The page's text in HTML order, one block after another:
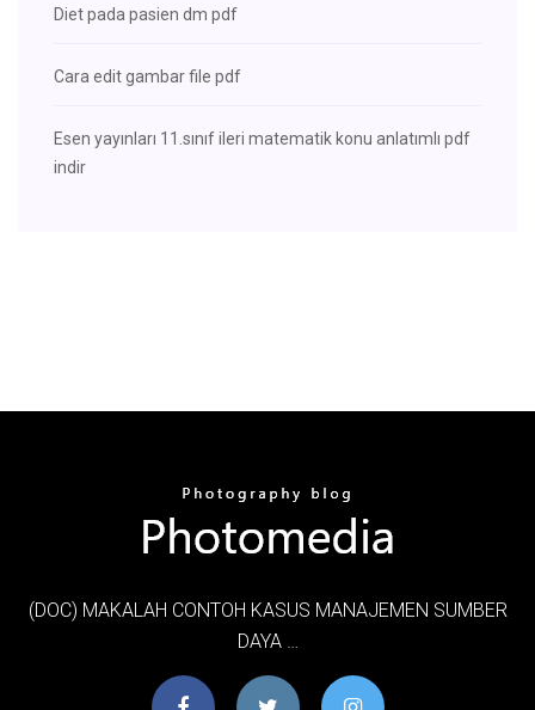
Diet pada pasien dm pdf
Cara edit gambar file pdf
Esen yayınları 11.sınıf ileri matematik konu anlatımlı pdf
indir
(DOC) MAKALAH CONTOH KASUS MANAJEMEN SUMBER
DAYA …